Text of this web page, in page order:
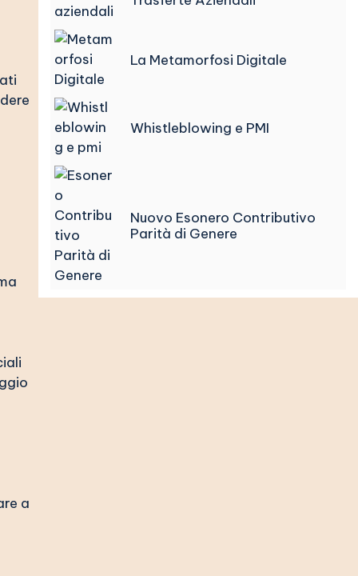
a
La Metamorfosi Digitale
Whistleblowing e PMI
Nuovo Esonero Contributivo
Parità di Genere